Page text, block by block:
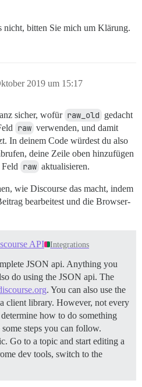
nicht, bitten Sie mich um Klärung.
2019 um 15:17
sicher, wofür raw_old gedacht
raw verwenden, und damit
In deinem Code würdest du also
deine Zeile oben hinzufügen
raw aktualisieren.
wie Discourse das macht, indem
bearbeitest und die Browser-
API Integrations
JSON api. Anything you
do using the JSON api. The
. You can also use the
client library. However, not every
how to do something
steps you can follow.
Go to a topic and start editing a
dev tools, switch to the